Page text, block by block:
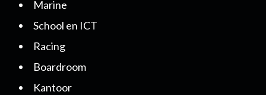
Marine
School en ICT
Racing
Boardroom
Kantoor